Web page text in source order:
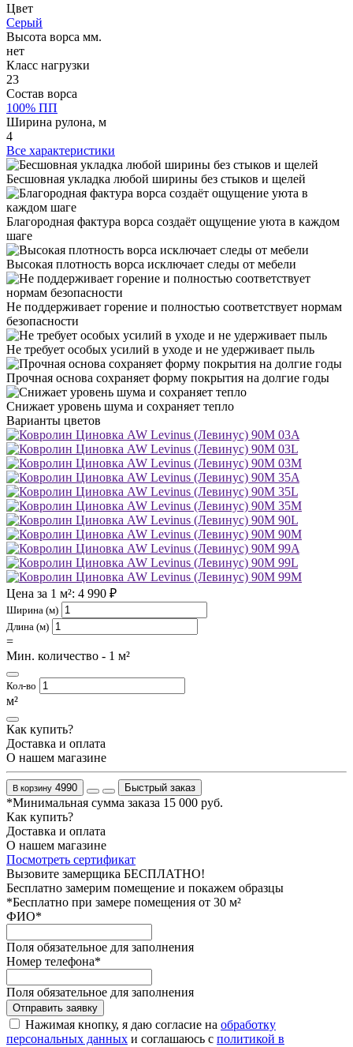
Цвет
Серый
Высота ворса мм.
нет
Класс нагрузки
23
Состав ворса
100% ПП
Ширина рулона, м
4
Все характеристики
Бесшовная укладка любой ширины без стыков и щелей
Благородная фактура ворса создаёт ощущение уюта в каждом
шаге
Высокая плотность ворса исключает следы от мебели
Не поддерживает горение и полностью соответствует нормам
безопасности
Не требует особых усилий в уходе и не удерживает пыль
Прочная основа сохраняет форму покрытия на долгие годы
Снижает уровень шума и сохраняет тепло
Варианты цветов
03A
03L
03M
35A
35L
35M
90L
90M
99A
99L
99M
Цена за 1 м²: 4 990 ₽
Ширина (м)
Длина (м)
=
Мин. количество - 1 м²
Кол-во
м²
Как купить?
Доставка и оплата
О нашем магазине
В корзину 4990 Быстрый заказ
*Минимальная сумма заказа 15 000 руб.
Как купить?
Доставка и оплата
О нашем магазине
Посмотреть сертификат
Вызовите замерщика БЕСПЛАТНО!
Бесплатно замерим помещение и покажем образцы
*Бесплатно при замере помещения от 30 м²
ФИО*
Поля обязательное для заполнения
Номер телефона*
Поля обязательное для заполнения
Отправить заявку
Нажимая кнопку, я даю согласие на обработку
персональных данных и соглашаюсь с политикой в